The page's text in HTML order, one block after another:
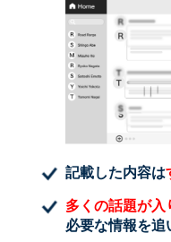
記載した内容は
多くの話題が
必要な情報を追